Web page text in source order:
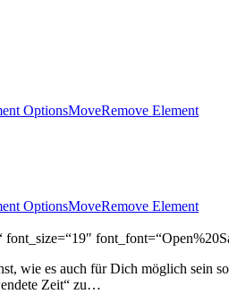
OptionsMoveRemove Element
OptionsMoveRemove Element
wie es auch für Dich möglich sein
Zeit“ zu…